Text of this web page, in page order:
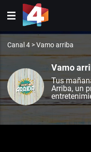
Canal 4 >Vamo arriba
Vamo
Tus
Arriba, un